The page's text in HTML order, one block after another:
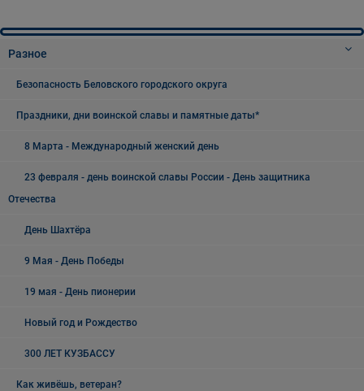
Разное
Безопасность Беловского городского округа
Праздники, дни воинской славы и памятные даты*
8 Марта - Международный женский день
23 февраля - день воинской славы России - День защитника
Отечества
День Шахтёра
9 Мая - День Победы
19 мая - День пионерии
Новый год и Рождество
300 ЛЕТ КУЗБАССУ
Как живёшь, ветеран?